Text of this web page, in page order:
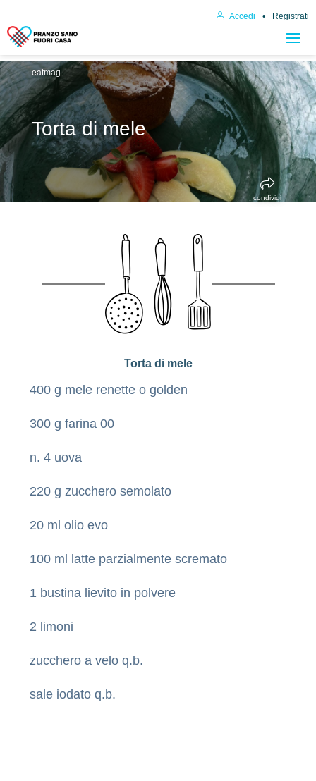
Accedi Registrati
eatmag
Torta di mele
condividi
Torta di mele
400 g mele renette o golden
300 g farina 00
n. 4 uova
220 g zucchero semolato
20 ml olio evo
100 ml latte parzialmente scremato
1 bustina lievito in polvere
2 limoni
zucchero a velo q.b.
sale iodato q.b.